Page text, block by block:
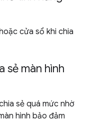
cửa sổ khi chia
sẻ màn hình
sẻ quá mức nhờ
hình bảo đảm